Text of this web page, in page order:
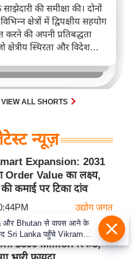
की समीक्षा की। दोनों
क्षेत्रों में द्विपक्षीय सहयोग
की अपनी प्रतिबद्धता
क्षेत्रीय स्थिरता और विदेश
VIEW ALL SHORTS
न्यूज़
Expansion: 2031
Order Value का लक्ष्य,
कमाई पर टिका दांव
उद्योग जगत
Court के बड़े फैसले के बाद
$600 Million रिफंड,
और Bhutan से वापस आने के
Sri Lanka पहुँचे Vikram
के जबरदस्त दाँव से दुनिया